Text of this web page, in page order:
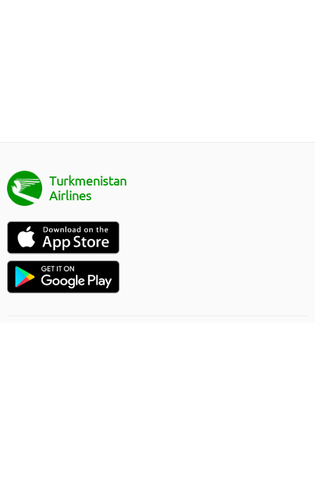
Turkmenistan
Airlines